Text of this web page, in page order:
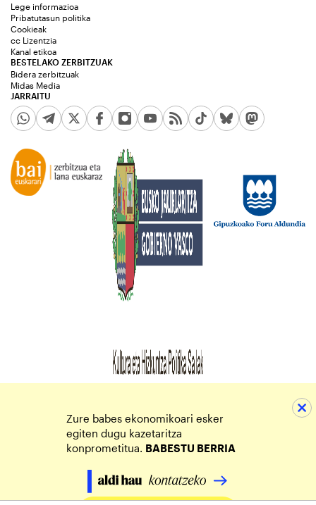
JARRAITU
Lege informazioa
Pribatutasun politika
Cookieak
cc Lizentzia
Kanal etikoa
BESTELAKO ZERBITZUAK
Bidera zerbitzuak
Midas Media
Zure babes ekonomikoari esker
egiten dugu kazetaritza
konprometitua. BABESTU BERRIA